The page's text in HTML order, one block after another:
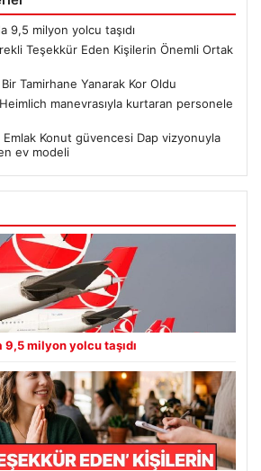
9,5 milyon yolcu taşıdı
Teşekkür Eden Kişilerin Önemli Ortak
Tamirhane Yanarak Kor Oldu
manevrasıyla kurtaran personele
Emlak Konut güvencesi Dap vizyonuyla
ev modeli
9,5 milyon yolcu taşıdı